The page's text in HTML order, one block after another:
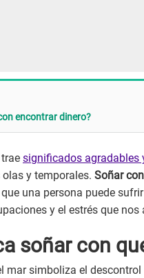
encontrar dinero?
significados agradables
y temporales. Soñar
una persona puede
y el estrés que nos
soñar con
mar simboliza el